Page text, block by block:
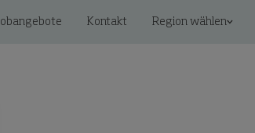
Jobangebote Kontakt Region wählen